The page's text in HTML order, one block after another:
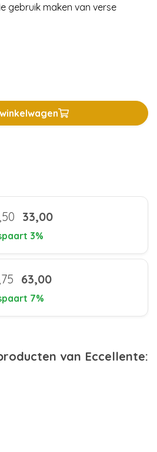
gebruik maken van verse
33,00
3%
63,00
7%
van Eccellente: